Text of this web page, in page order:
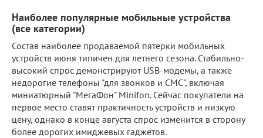
Наиболее популярные мобильные устройства
(все категории)
Состав наиболее продаваемой пятерки мобильных
устройств июня типичен для летнего сезона. Стабильно-
высокий спрос демонстрируют USB-модемы, а также
недорогие телефоны "для звонков и СМС", включая
миниатюрный "МегаФон" Minifon. Сейчас покупатели на
первое место ставят практичность устройств и низкую
цену, однако в конце августа спрос изменится в сторону
более дорогих имиджевых гаджетов.